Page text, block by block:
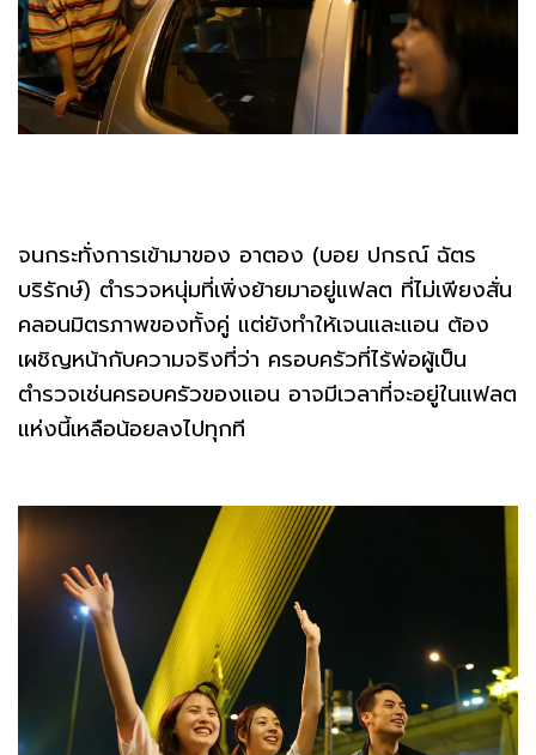
จนกระทั่งการเข้ามาของ อาตอง (บอย ปกรณ์ ฉัตร
บริรักษ์) ตำรวจหนุ่มที่เพิ่งย้ายมาอยู่แฟลต ที่ไม่เพียงสั่น
คลอนมิตรภาพของทั้งคู่ แต่ยังทำให้เจนและแอน ต้อง
เผชิญหน้ากับความจริงที่ว่า ครอบครัวที่ไร้พ่อผู้เป็น
ตำรวจเช่นครอบครัวของแอน อาจมีเวลาที่จะอยู่ในแฟลต
แห่งนี้เหลือน้อยลงไปทุกที